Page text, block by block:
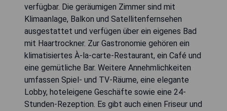
verfügbar. Die geräumigen Zimmer sind mit
Klimaanlage, Balkon und Satellitenfernsehen
ausgestattet und verfügen über ein eigenes Bad
mit Haartrockner. Zur Gastronomie gehören ein
klimatisiertes À-la-carte-Restaurant, ein Café und
eine gemütliche Bar. Weitere Annehmlichkeiten
umfassen Spiel- und TV-Räume, eine elegante
Lobby, hoteleigene Geschäfte sowie eine 24-
Stunden-Rezeption. Es gibt auch einen Friseur und